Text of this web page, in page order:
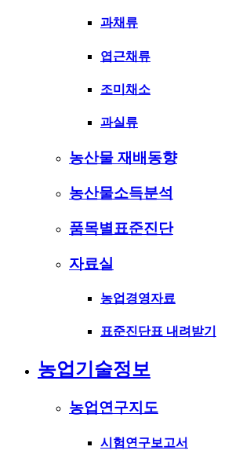
과채류
엽근채류
조미채소
과실류
농산물 재배동향
농산물소득분석
품목별표준진단
자료실
농업경영자료
표준진단표 내려받기
농업기술정보
농업연구지도
시험연구보고서